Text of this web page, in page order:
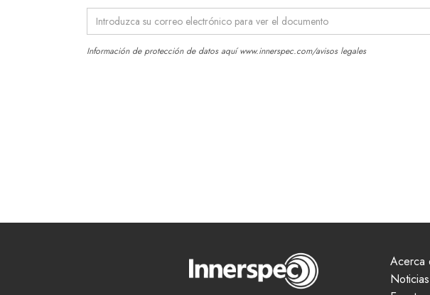
Información de protección de datos aquíwww.innerspec.com/avisos legales
Acerca
Noticias